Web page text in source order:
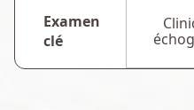
Examen
clé